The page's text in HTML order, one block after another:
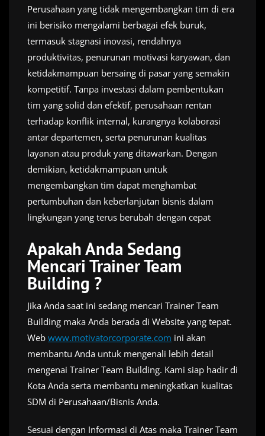
Perusahaan yang tidak mengembangkan tim di era
ini berisiko mengalami berbagai efek buruk,
termasuk stagnasi inovasi, rendahnya
produktivitas, penurunan motivasi karyawan, dan
ketidakmampuan bersaing di pasar yang semakin
kompetitif. Tanpa investasi dalam pembentukan
tim yang solid dan efektif, perusahaan rentan
terhadap konflik internal, kurangnya kolaborasi
antar departemen, serta penurunan kualitas
layanan atau produk yang ditawarkan. Dengan
demikian, ketidakmampuan untuk
mengembangkan tim dapat menghambat
pertumbuhan dan keberlanjutan bisnis dalam
lingkungan yang terus berubah dengan cepat
Apakah Anda Sedang
Mencari Trainer Team
Building ?
Jika Anda saat ini sedang mencari Trainer Team
Building maka Anda berada di Website yang tepat.
Web www.motivatorcorporate.com ini akan
membantu Anda untuk mengenali lebih detail
mengenai Trainer Team Building. Kami siap hadir di
Kota Anda serta membantu meningkatkan kualitas
SDM di Perusahaan/Bisnis Anda.
Sesuai dengan Informasi di Atas maka Trainer Team